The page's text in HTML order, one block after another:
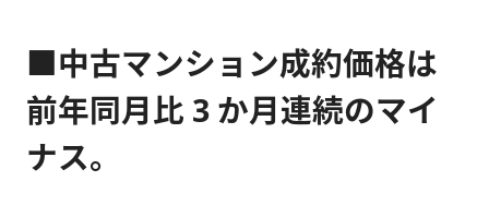
■中古マンション成約価格は
前年同月比 3 か月連続のマイ
ナス。